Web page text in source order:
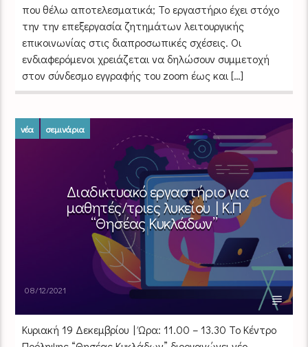
που θέλω αποτελεσματικά; Το εργαστήριο έχει στόχο
την την επεξεργασία ζητημάτων λειτουργικής
επικοινωνίας στις διαπροσωπικές σχέσεις. Οι
ενδιαφερόμενοι χρειάζεται να δηλώσουν συμμετοχή
στον σύνδεσμο εγγραφής του zoom έως και […]
νέα σεμινάρια
Διαδικτυακό εργαστήριο για
μαθητές/τριες λυκείου | Κ.Π
“Θησέας Κυκλάδων”
08/12/2021
Κυριακή 19 Δεκεμβρίου | Ώρα: 11.00 – 13.30 Το Κέντρο